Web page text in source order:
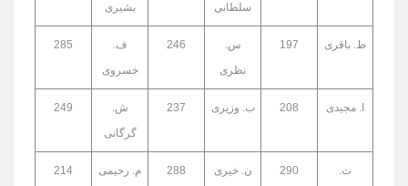
سلطانی
بشیری
ط. باقری 197
س.
نظری
246
ف.
خسروی
285
ا. مجیدی 208 ب. وزیری 237
ش.
گرگانی
249
ت.
290 ن. خیری 288 م. رحیمی 214